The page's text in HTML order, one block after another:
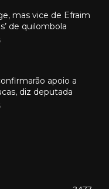
mas vice de Efraim
de quilombola
apoio a
diz deputada